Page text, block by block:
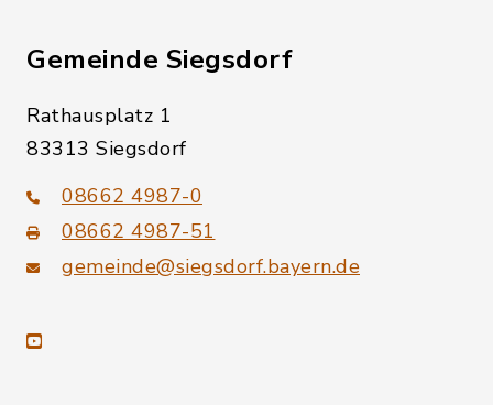
Gemeinde Siegsdorf
Rathausplatz 1
83313 Siegsdorf
08662 4987-0
08662 4987-51
gemeinde@siegsdorf.bayern.de
youtube